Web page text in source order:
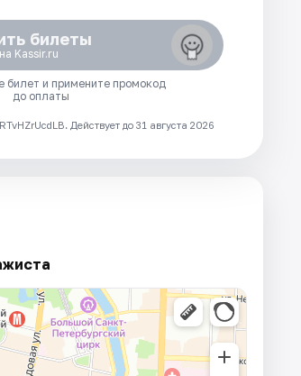
билеты
на Kassir.ru
билет и примените промокод
до оплаты
Действует до 31 августа 2026